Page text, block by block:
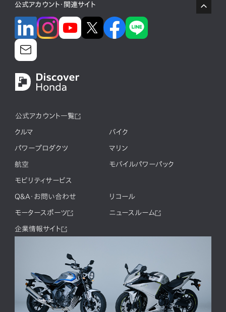
公式アカウント・関連サイト
公式アカウント一覧
クルマ バイク
パワープロダクツ マリン
航空 モバイルパワーパック
モビリティサービス
Q&A・お問い合わせ リコール
モータースポーツ ニュースルーム
企業情報サイト